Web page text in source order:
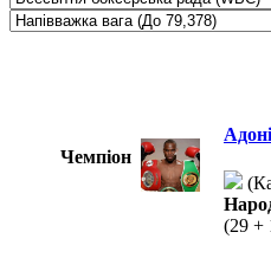
Чемпіон
(29 +